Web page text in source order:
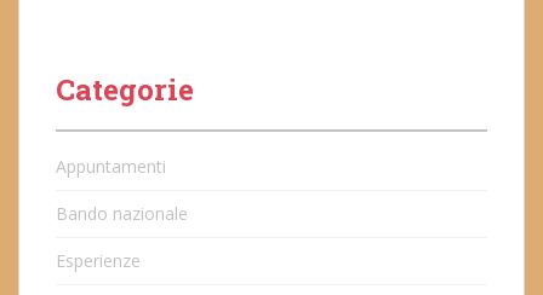
Categorie
Appuntamenti
Bando nazionale
Esperienze